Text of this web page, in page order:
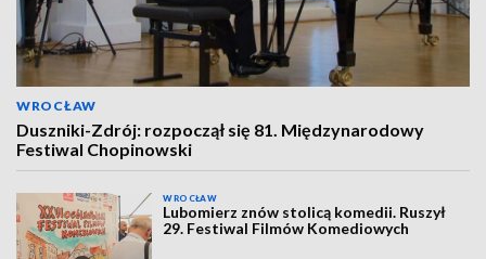
WROCŁAW
Duszniki-Zdrój: rozpoczął się 81. Międzynarodowy
Festiwal Chopinowski
WROCŁAW
Lubomierz znów stolicą komedii. Ruszył
29. Festiwal Filmów Komediowych